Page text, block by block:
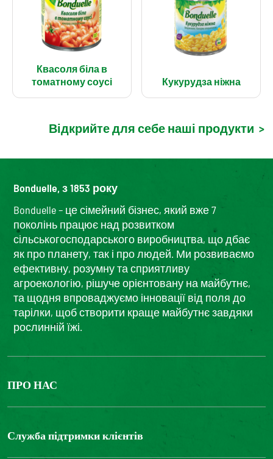
Квасоля біла в
томатному соусі
Кукурудза ніжна
Відкрийте для себе наші продукти >
Bonduelle, з 1853 року
Bonduelle – це сімейний бізнес, який вже 7
поколінь працює над розвитком
сільськогосподарського виробництва, що дбає
як про планету, так і про людей. Ми розвиваємо
ефективну, розумну та сприятливу
агроекологію, рішуче орієнтовану на майбутнє,
та щодня впроваджуємо інновації від поля до
тарілки, щоб створити краще майбутнє завдяки
рослинній їжі.
ПРО НАС
The Bonduelle group
Служба підтримки клієнтів